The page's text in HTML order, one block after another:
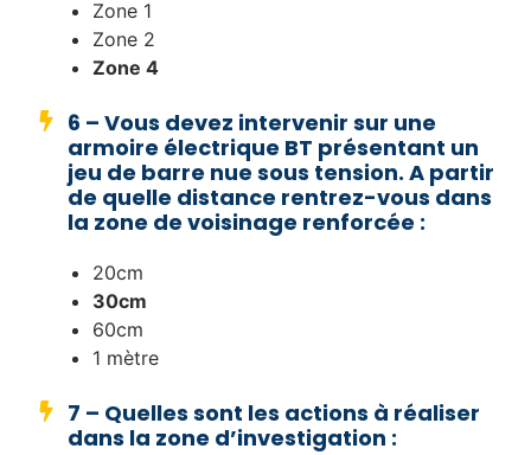
Zone 1
Zone 2
Zone 4
6 – Vous devez intervenir sur une
armoire électrique BT présentant un
jeu de barre nue sous tension. A partir
de quelle distance rentrez-vous dans
la zone de voisinage renforcée :
20cm
30cm
60cm
1 mètre
7 – Quelles sont les actions à réaliser
dans la zone d’investigation :